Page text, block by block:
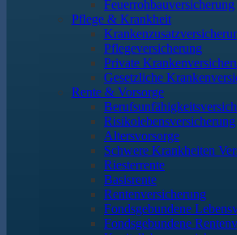
Feuerrohbauversicherung
Pflege & Krankheit
Pflegeversicherung
Private
Gesetzliche
Rente & Vorsorge
Risikolebensversicherung
Altersvorsorge
Schwere Krankheiten
Riesterrente
Basisrente
Rentenversicherung
Fondsgebundene
Fondsgebundene